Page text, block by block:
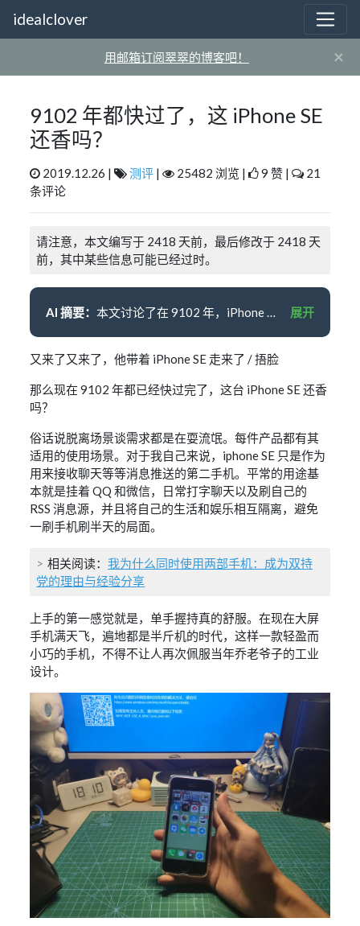
idealclover
用邮箱订阅翠翠的博客吧！ ×
9102 年都快过了，这 iPhone SE
还香吗？
2019.12.26 | 测评 | 25482 浏览 | 9 赞 |
21
条评论
请注意，本文编写于 2418 天前，最后修改于 2418 天
前，其中某些信息可能已经过时。
AI 摘要： 本文讨论了在 9102 年，iPhone SE 是否仍然具有吸引力。作者认为，iPhone SE 适用于特定场景，如作为第二手机接收聊天消息。其轻盈小巧的设计、A9 处理器、3.5mm 耳机接口和指纹识别使其在日常应用中表现流畅。虽然指纹识别速度不如新机型，但对于处理支付和密码管理等场景仍相对快速。续航方面，更换 2010mAh 电池后表现稳定。总之，iPhone SE 在特定场景下仍是一款优秀的手机。 展开
又来了又来了，他带着 iPhone SE 走来了 / 捂脸
那么现在 9102 年都已经快过完了，这台 iPhone SE 还香
吗？
俗话说脱离场景谈需求都是在耍流氓。每件产品都有其
适用的使用场景。对于我自己来说，iphone SE 只是作为
用来接收聊天等等消息推送的第二手机。平常的用途基
本就是挂着 QQ 和微信，日常打字聊天以及刷自己的
RSS 消息源，并且将自己的生活和娱乐相互隔离，避免
一刷手机刷半天的局面。
相关阅读：我为什么同时使用两部手机：成为双持
党的理由与经验分享
上手的第一感觉就是，单手握持真的舒服。在现在大屏
手机满天飞，遍地都是半斤机的时代，这样一款轻盈而
小巧的手机，不得不让人再次佩服当年乔老爷子的工业
设计。